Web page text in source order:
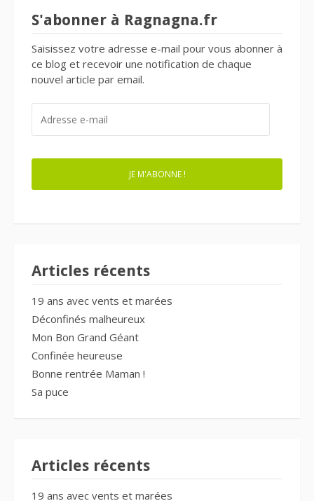
S'abonner à Ragnagna.fr
Saisissez votre adresse e-mail pour vous abonner à
ce blog et recevoir une notification de chaque
nouvel article par email.
MAIL
JE M'ABONNE !
Articles récents
19 ans avec vents et marées
Déconfinés malheureux
Mon Bon Grand Géant
Confinée heureuse
Bonne rentrée Maman !
Sa puce
Articles récents
19 ans avec vents et marées